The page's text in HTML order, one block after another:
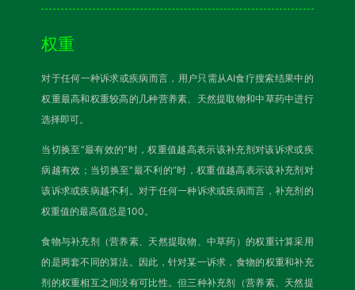
权重
对于任何一种诉求或疾病而言，用户只需从AI食疗搜索结果中的
权重最高和权重较高的几种营养素、天然提取物和中草药中进行
选择即可。
当切换至“最有效的”时，权重值越高表示该补充剂对该诉求或疾
病越有效；当切换至“最不利的”时，权重值越高表示该补充剂对
该诉求或疾病越不利。对于任何一种诉求或疾病而言，补充剂的
权重值的最高值总是100。
食物与补充剂（营养素、天然提取物、中草药）的权重计算采用
的是两套不同的算法。因此，针对某一诉求，食物的权重和补充
剂的权重相互之间没有可比性。但三种补充剂（营养素、天然提